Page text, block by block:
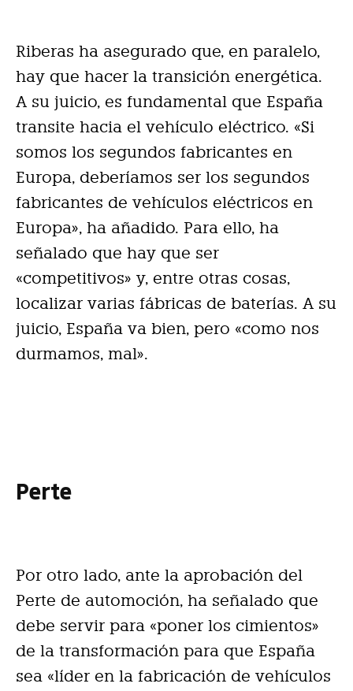
Riberas ha asegurado que, en paralelo,
hay que hacer la transición energética.
A su juicio, es fundamental que España
transite hacia el vehículo eléctrico. «Si
somos los segundos fabricantes en
Europa, deberíamos ser los segundos
fabricantes de vehículos eléctricos en
Europa», ha añadido. Para ello, ha
señalado que hay que ser
«competitivos» y, entre otras cosas,
localizar varias fábricas de baterías. A su
juicio, España va bien, pero «como nos
durmamos, mal».
Perte
Por otro lado, ante la aprobación del
Perte de automoción, ha señalado que
debe servir para «poner los cimientos»
de la transformación para que España
sea «líder en la fabricación de vehículos